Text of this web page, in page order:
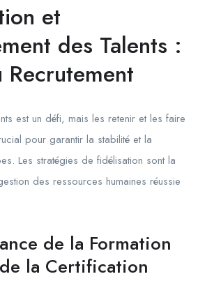
et
des Talents :
est un défi, mais les retenir et les faire
pour garantir la stabilité et la
Les stratégies de fidélisation sont la
des ressources humaines réussie
de la Formation
la Certification